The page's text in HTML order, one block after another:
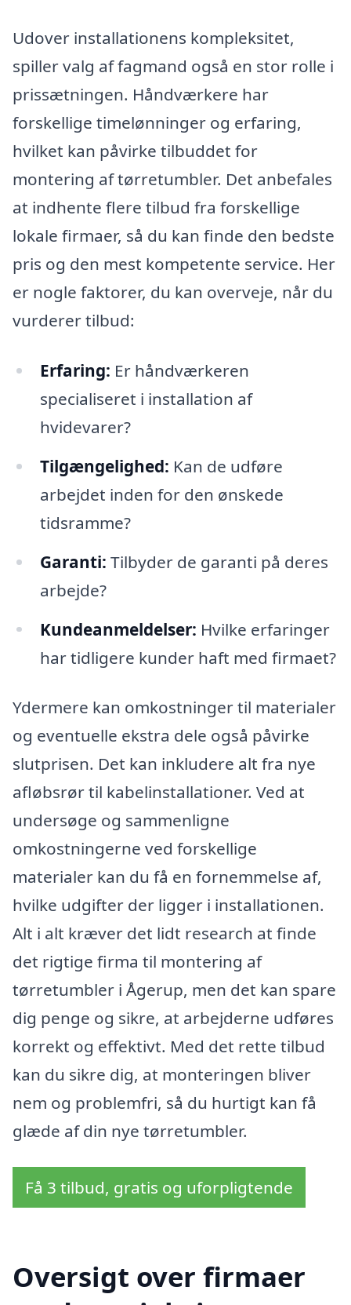
Udover installationens kompleksitet,
spiller valg af fagmand også en stor rolle i
prissætningen. Håndværkere har
forskellige timelønninger og erfaring,
hvilket kan påvirke tilbuddet for
montering af tørretumbler. Det anbefales
at indhente flere tilbud fra forskellige
lokale firmaer, så du kan finde den bedste
pris og den mest kompetente service. Her
er nogle faktorer, du kan overveje, når du
vurderer tilbud:
Erfaring: Er håndværkeren
specialiseret i installation af
hvidevarer?
Tilgængelighed: Kan de udføre
arbejdet inden for den ønskede
tidsramme?
Garanti: Tilbyder de garanti på deres
arbejde?
Kundeanmeldelser: Hvilke erfaringer
har tidligere kunder haft med firmaet?
Ydermere kan omkostninger til materialer
og eventuelle ekstra dele også påvirke
slutprisen. Det kan inkludere alt fra nye
afløbsrør til kabelinstallationer. Ved at
undersøge og sammenligne
omkostningerne ved forskellige
materialer kan du få en fornemmelse af,
hvilke udgifter der ligger i installationen.
Alt i alt kræver det lidt research at finde
det rigtige firma til montering af
tørretumbler i Ågerup, men det kan spare
dig penge og sikre, at arbejderne udføres
korrekt og effektivt. Med det rette tilbud
kan du sikre dig, at monteringen bliver
nem og problemfri, så du hurtigt kan få
glæde af din nye tørretumbler.
Få 3 tilbud, gratis og uforpligtende
Oversigt over firmaer